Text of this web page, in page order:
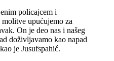
policajcem i
upućujemo za
On je deo nas i našeg
doživljavamo kao napad
je Jusufspahić.